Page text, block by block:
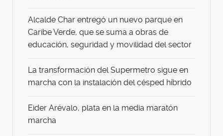
Alcalde Char entregó un nuevo parque en
Caribe Verde, que se suma a obras de
educación, seguridad y movilidad del sector
La transformación del Supermetro sigue en
marcha con la instalación del césped híbrido
Eider Arévalo, plata en la media maratón
marcha